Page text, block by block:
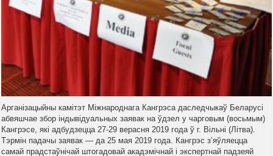
Арганізацыйны камітэт Міжнароднага Кангрэса даследчыкаў Беларусі
абвяшчае збор індывідуальных заявак на ўдзел у чарговым (восьмым)
Кангрэсе, які адбудзецца 27-29 верасня 2019 года ў г. Вільні (Літва).
Тэрмін падачы заявак — да 25 мая 2019 года. Кангрэс з’яўляецца
самай прадстаўнічай штогадовай акадэмічнай і экспертнай падзеяй